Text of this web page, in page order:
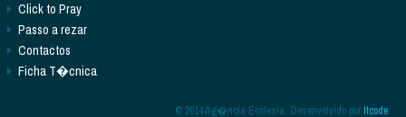
Click to Pray
Passo a rezar
Contactos
Ficha T�cnica
© 2014 Ag�ncia Ecclesia. Desenvolvido porItcode